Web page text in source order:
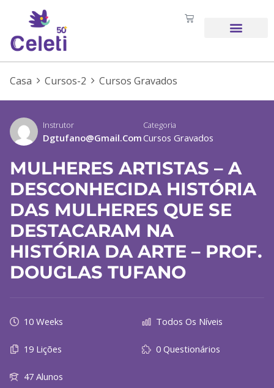
Casa Cursos-2 Cursos Gravados
Instrutor
Dgtufano@gmail.com
Categoria
Cursos Gravados
MULHERES ARTISTAS – A
DESCONHECIDA HISTÓRIA
DAS MULHERES QUE SE
DESTACARAM NA
HISTÓRIA DA ARTE – PROF.
DOUGLAS TUFANO
10 Weeks Todos Os Níveis
19 Lições 0 Questionários
47 Alunos